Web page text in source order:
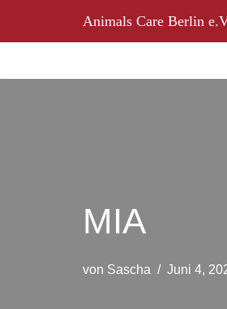
Zum
Animals Care Berlin
MIA
von Sascha Juni 4,